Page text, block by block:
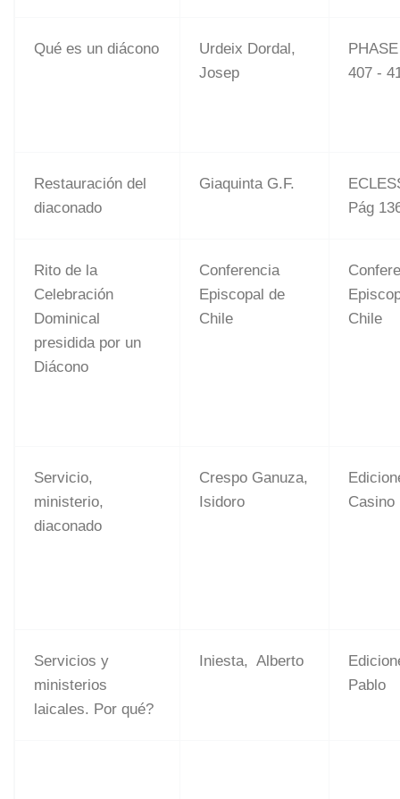
Qué es un diácono
Urdeix Dordal,
Josep
407 -
Restauración del
diaconado
Giaquinta G.F.
Pág
Rito de la
Celebración
Dominical
presidida por un
Diácono
Conferencia
Episcopal de
Chile
Chile
Servicio,
ministerio,
diaconado
Crespo Ganuza,
Isidoro
Casino
Servicios y
ministerios
laicales. Por qué?
Iniesta, Alberto
Pablo